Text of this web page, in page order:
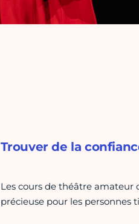
Trouver de la
Les cours de théâtre amateur
précieuse pour les personnes